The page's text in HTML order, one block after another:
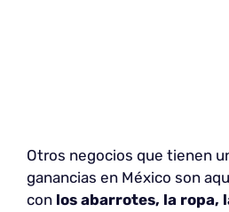
Otros negocios que tienen
ganancias en México son
con los abarrotes, la ropa,